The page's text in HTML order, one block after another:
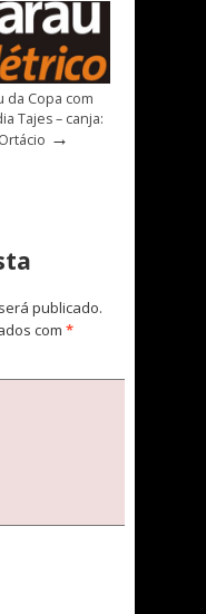
da Copa com
Tajes – canja:
→
publicado.
com *